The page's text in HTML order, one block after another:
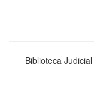
Biblioteca Judicial